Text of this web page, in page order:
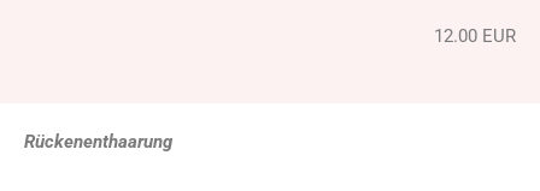
12.00 EUR
Rückenenthaarung